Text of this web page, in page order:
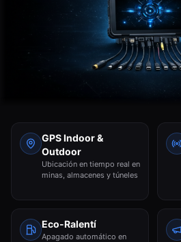
GPS Indoor &
Outdoor
Ubicación en tiempo real en
minas, almacenes y túneles
Eco-Ralentí
Apagado automático en